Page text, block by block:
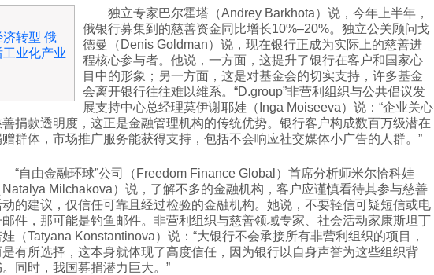
济转型 俄
工业化产业
独立专家巴尔霍塔（Andrey Barkhota）说，今年上半年，
俄银行募集到的慈善资金同比增长10%–20%。独立公关顾问戈
德曼（Denis Goldman）说，现在银行正成为实际上的慈善进
程核心参与者。他说，一方面，这提升了银行在客户和国家心
目中的形象；另一方面，这是对基金会的切实支持，许多基金
会离开银行往往难以维系。“D.group”非营利组织与公共倡议发
展支持中心总经理莫伊谢耶娃（Inga Moiseeva）说：“企业关心
善捐款透明度，这正是金融管理机构的传统优势。银行客户构成数百万级潜在
赠群体，市场推广服务能获得支持，包括不会响应社交媒体小广告的人群。”
“自由金融环球”公司（Freedom Finance Global）首席分析师米尔恰科娃
Natalya Milchakova）说，了解不多的金融机构，客户应谨慎看待其参与慈善
动的建议，仅信任可靠且经过检验的金融机构。她说，不要轻信可疑短信或电
邮件，那可能是钓鱼邮件。非营利组织与慈善领域专家、社会活动家康斯坦丁
（Tatyana Konstantinova）说：“大银行不会承接所有非营利组织的项目，
是有所选择，这本身就体现了高度信任，因为银行以自身声誉为这些组织背
同时，我国募捐潜力巨大。”